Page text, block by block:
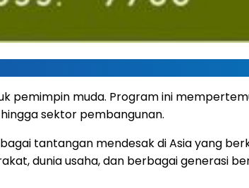
pemimpin muda. Program ini
sektor pembangunan.
tantangan mendesak di Asia yang
dunia usaha, dan berbagai generasi